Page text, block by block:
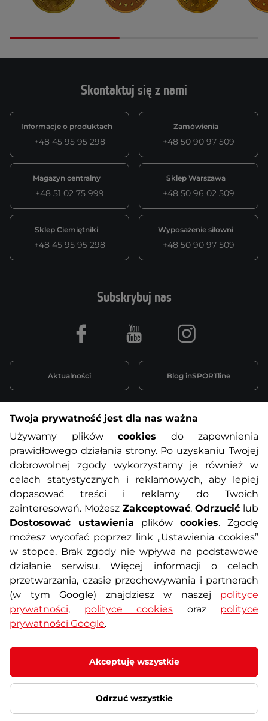
Skontaktuj się z nami
Informacje o produktach
+48 45 95 95 298
Zamówienia
+48 50 90 97 509
Magazyn centralny
+48 51 02 75 999
Sklep Warszawa
+48 50 96 02 509
Sklep Ciemiętniki
+48 45 95 95 298
Wyposażenie siłowni
+48 50 90 97 509
Informacje o zakupach
O nas Regulamin sklepu
Polityka prywatności Koszty przesyłek
Metody płatności Program lojalnościowy
Usługi dodatkowe Reklamacje i serwis
Formularz kontaktowy Wyposażenie siłowni
Subskrybuj nas
Aktualności Blog inSPORTline
Facebook Youtube Instagram
Twoja prywatność jest dla nas ważna
Używamy plików cookies do zapewnienia
prawidłowego działania strony. Po uzyskaniu Twojej
dobrowolnej zgody wykorzystamy je również w
celach statystycznych i reklamowych, aby lepiej
dopasować treści i reklamy do Twoich
zainteresowań. Możesz Zakceptować, Odrzucić lub
Dostosować ustawienia plików cookies. Zgodę
możesz wycofać poprzez link „Ustawienia cookies”
w stopce. Brak zgody nie wpływa na podstawowe
działanie serwisu. Więcej informacji o celach
przetwarzania, czasie przechowywania i partnerach
(w tym Google) znajdziesz w naszej polityce
prywatności, polityce cookies oraz polityce
prywatności Google.
Akceptuję wszystkie
Odrzuć wszystkie